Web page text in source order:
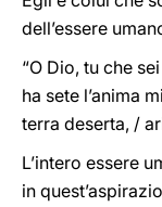
dell’essere
“O Dio, tu che
ha sete l’anima
terra deserta, /
L’intero essere
in